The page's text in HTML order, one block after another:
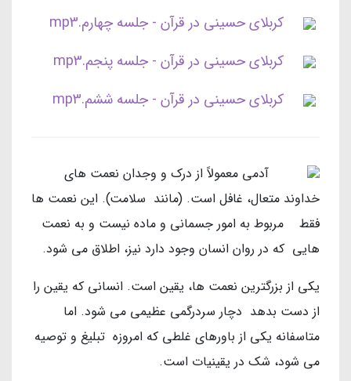
کربلای حسینی در قرآن - جلسه چهارم.mp3
کربلای حسینی در قرآن - جلسه پنجم.mp3
کربلای حسینی در قرآن - جلسه ششم.mp3
آدمی معمولاً از درک و وجدان نعمت های
خداوند متعال، غافل است. (مانند سلامت). این نعمت ها
فقط مربوط به امور جسمانی و ماده نیست و به نعمت
هایی که در روان انسان وجود دارد نیز، اطلاق می شود.
یکی از بزرگترین نعمت ها، یقین است. انسانی که یقین را
از دست بدهد دچار سردرگمی عظیمی می شود. اما
متاسفانه یکی از باورهای غلطی که امروزه تبلیغ و توصیه
می شود، شک در یقینیات است.